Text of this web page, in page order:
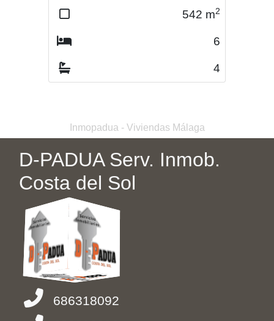
326m2
6
2
Inmopadua - Viviendas Málaga
D-PADUA Serv. Inmob.
Costa del Sol
686318092